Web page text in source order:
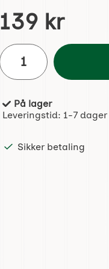
Handle dette
pris
139 kr
antall
Produkttilgjengelighet:
På lager
Leveringstid: 1-7 dager
Sikker betaling